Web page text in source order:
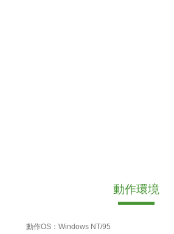
動作環境
動作OS：Windows NT/95